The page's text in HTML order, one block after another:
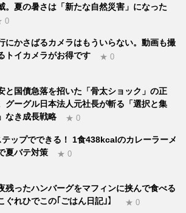
。夏の暑さは「新たな自然災害」になった
0
にかさばるカメラはもういらない。動画も撮
トイカメラがお得です
★ 0
と国債急落を招いた「骨太ショック」の正
グーグル日本法人元社長が斬る「選択と集
なき成長戦略
★ 0
テップでできる！ 1食438kcalのカレーラーメ
夏バテ対策
★ 0
残ったハンバーグをマフィンに挟んで食べる
ぐれひでこの｢ごはん日記｣】
★ 0